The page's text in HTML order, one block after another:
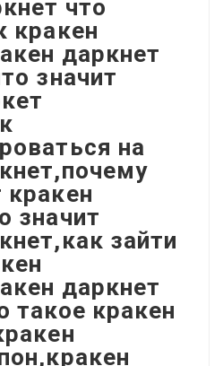
что
кракен
даркнет
значит
на
кракен
значит
зайти
даркнет
такое кракен